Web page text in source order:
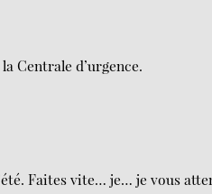
Centrale d’urgence.
Faites vite… je… je vous